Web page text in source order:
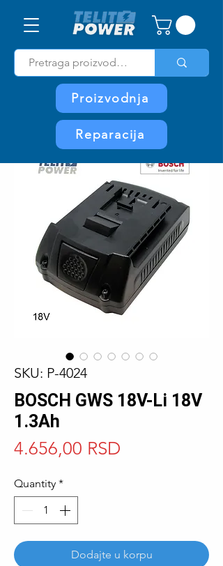
Proizvodnja
Reparacija
SKU: P-4024
BOSCH GWS 18V-Li 18V
1.3Ah
4.656,00 RSD
Quantity *
Dodajte u korpu